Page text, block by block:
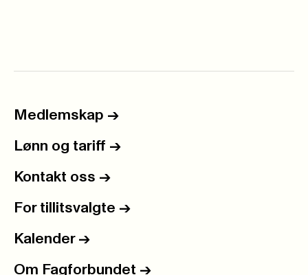
Medlemskap ->
Lønn og tariff ->
Kontakt oss ->
For tillitsvalgte ->
Kalender ->
Om Fagforbundet ->